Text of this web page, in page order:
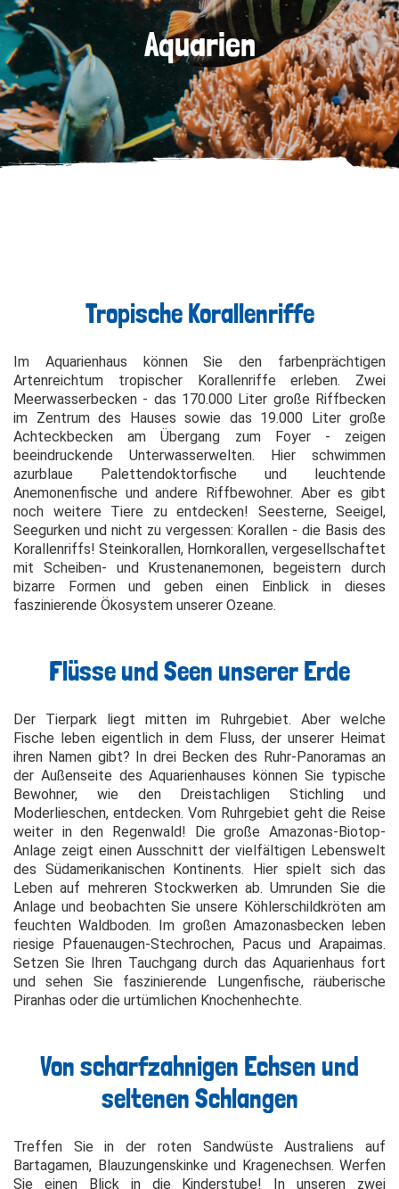
Aquarien
Tropische Korallenriffe
Im Aquarienhaus können Sie den farbenprächtigen
Artenreichtum tropischer Korallenriffe erleben. Zwei
Meerwasserbecken - das 170.000 Liter große Riffbecken
im Zentrum des Hauses sowie das 19.000 Liter große
Achteckbecken am Übergang zum Foyer - zeigen
beeindruckende Unterwasserwelten. Hier schwimmen
azurblaue Palettendoktorfische und leuchtende
Anemonenfische und andere Riffbewohner. Aber es gibt
noch weitere Tiere zu entdecken! Seesterne, Seeigel,
Seegurken und nicht zu vergessen: Korallen - die Basis des
Korallenriffs! Steinkorallen, Hornkorallen, vergesellschaftet
mit Scheiben- und Krustenanemonen, begeistern durch
bizarre Formen und geben einen Einblick in dieses
faszinierende Ökosystem unserer Ozeane.
Flüsse und Seen unserer Erde
Der Tierpark liegt mitten im Ruhrgebiet. Aber welche
Fische leben eigentlich in dem Fluss, der unserer Heimat
ihren Namen gibt? In drei Becken des Ruhr-Panoramas an
der Außenseite des Aquarienhauses können Sie typische
Bewohner, wie den Dreistachligen Stichling und
Moderlieschen, entdecken. Vom Ruhrgebiet geht die Reise
weiter in den Regenwald! Die große Amazonas-Biotop-
Anlage zeigt einen Ausschnitt der vielfältigen Lebenswelt
des Südamerikanischen Kontinents. Hier spielt sich das
Leben auf mehreren Stockwerken ab. Umrunden Sie die
Anlage und beobachten Sie unsere Köhlerschildkröten am
feuchten Waldboden. Im großen Amazonasbecken leben
riesige Pfauenaugen-Stechrochen, Pacus und Arapaimas.
Setzen Sie Ihren Tauchgang durch das Aquarienhaus fort
und sehen Sie faszinierende Lungenfische, räuberische
Piranhas oder die urtümlichen Knochenhechte.
Von scharfzahnigen Echsen und
seltenen Schlangen
Treffen Sie in der roten Sandwüste Australiens auf
Bartagamen, Blauzungenskinke und Kragenechsen. Werfen
Sie einen Blick in die Kinderstube! In unseren zwei